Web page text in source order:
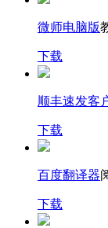
微师电脑版
下载
顺丰速发客
下载
百度翻译器
下载